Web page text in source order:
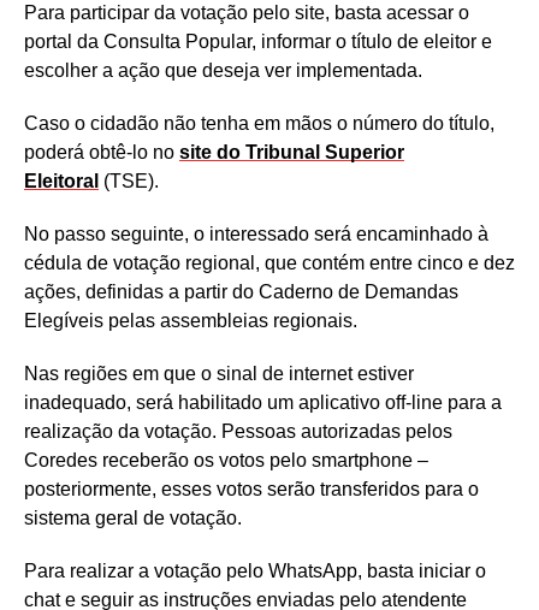
Para participar da votação pelo site, basta acessar o
portal da Consulta Popular, informar o título de eleitor e
escolher a ação que deseja ver implementada.
Caso o cidadão não tenha em mãos o número do título,
poderá obtê-lo no site do Tribunal Superior
Eleitoral (TSE).
No passo seguinte, o interessado será encaminhado à
cédula de votação regional, que contém entre cinco e dez
ações, definidas a partir do Caderno de Demandas
Elegíveis pelas assembleias regionais.
Nas regiões em que o sinal de internet estiver
inadequado, será habilitado um aplicativo off-line para a
realização da votação. Pessoas autorizadas pelos
Coredes receberão os votos pelo smartphone –
posteriormente, esses votos serão transferidos para o
sistema geral de votação.
Para realizar a votação pelo WhatsApp, basta iniciar o
chat e seguir as instruções enviadas pelo atendente